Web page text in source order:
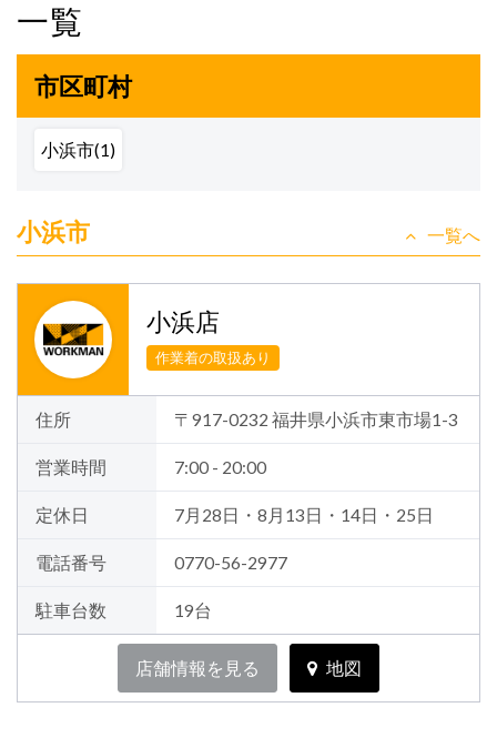
一覧
市区町村
小浜市(1)
小浜市 一覧へ
小浜店
作業着の取扱あり
住所 〒917-0232 福井県小浜市東市場1-3
営業時間 7:00 - 20:00
定休日 7月28日・8月13日・14日・25日
電話番号 0770-56-2977
駐車台数 19台
店舗情報を見る 地図